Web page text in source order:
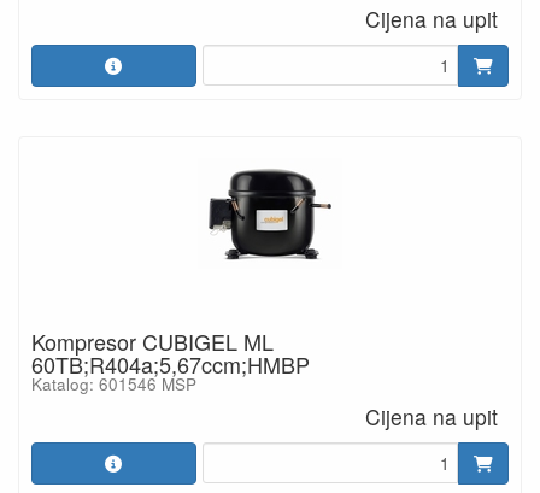
Cijena na upit
Kompresor CUBIGEL ML
60TB;R404a;5,67ccm;HMBP
Katalog: 601546 MSP
Cijena na upit